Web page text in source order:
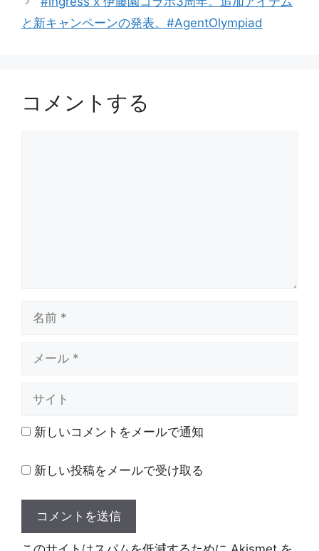
ー
と新キャンペーンの発表。#AgentOlympiad
コメントする
ト 新しいコメントをメールで通知
新しい投稿をメールで受け取る